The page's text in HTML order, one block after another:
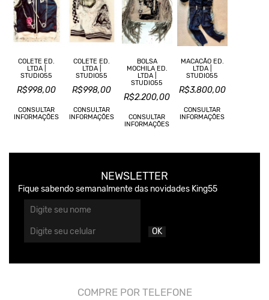
COLETE ED.
LTDA |
STUDIO55
R$998,00
CONSULTAR
INFORMAÇÕES
COLETE ED.
LTDA |
STUDIO55
R$998,00
CONSULTAR
INFORMAÇÕES
BOLSA
MOCHILA ED.
LTDA |
STUDIO55
R$2.200,00
CONSULTAR
INFORMAÇÕES
MACACÃO ED.
LTDA |
STUDIO55
R$3.800,00
CONSULTAR
INFORMAÇÕES
NEWSLETTER
Fique sabendo semanalmente das novidades King55
OK
COMPRE POR TELEFONE